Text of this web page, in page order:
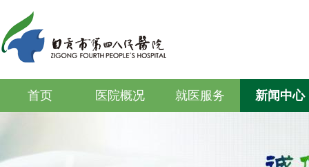
首页 医院概况 就医服务 新闻中心